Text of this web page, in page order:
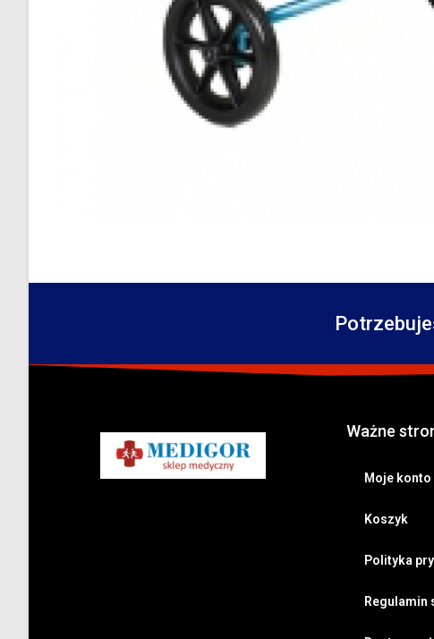
Ważne
Moje konto
Koszyk
Polityka
Regulamin